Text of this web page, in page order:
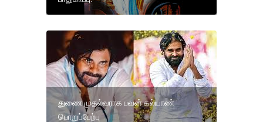
துணை முதல்வராக பவன் கல்யாண்
பொறுப்பேற்பு